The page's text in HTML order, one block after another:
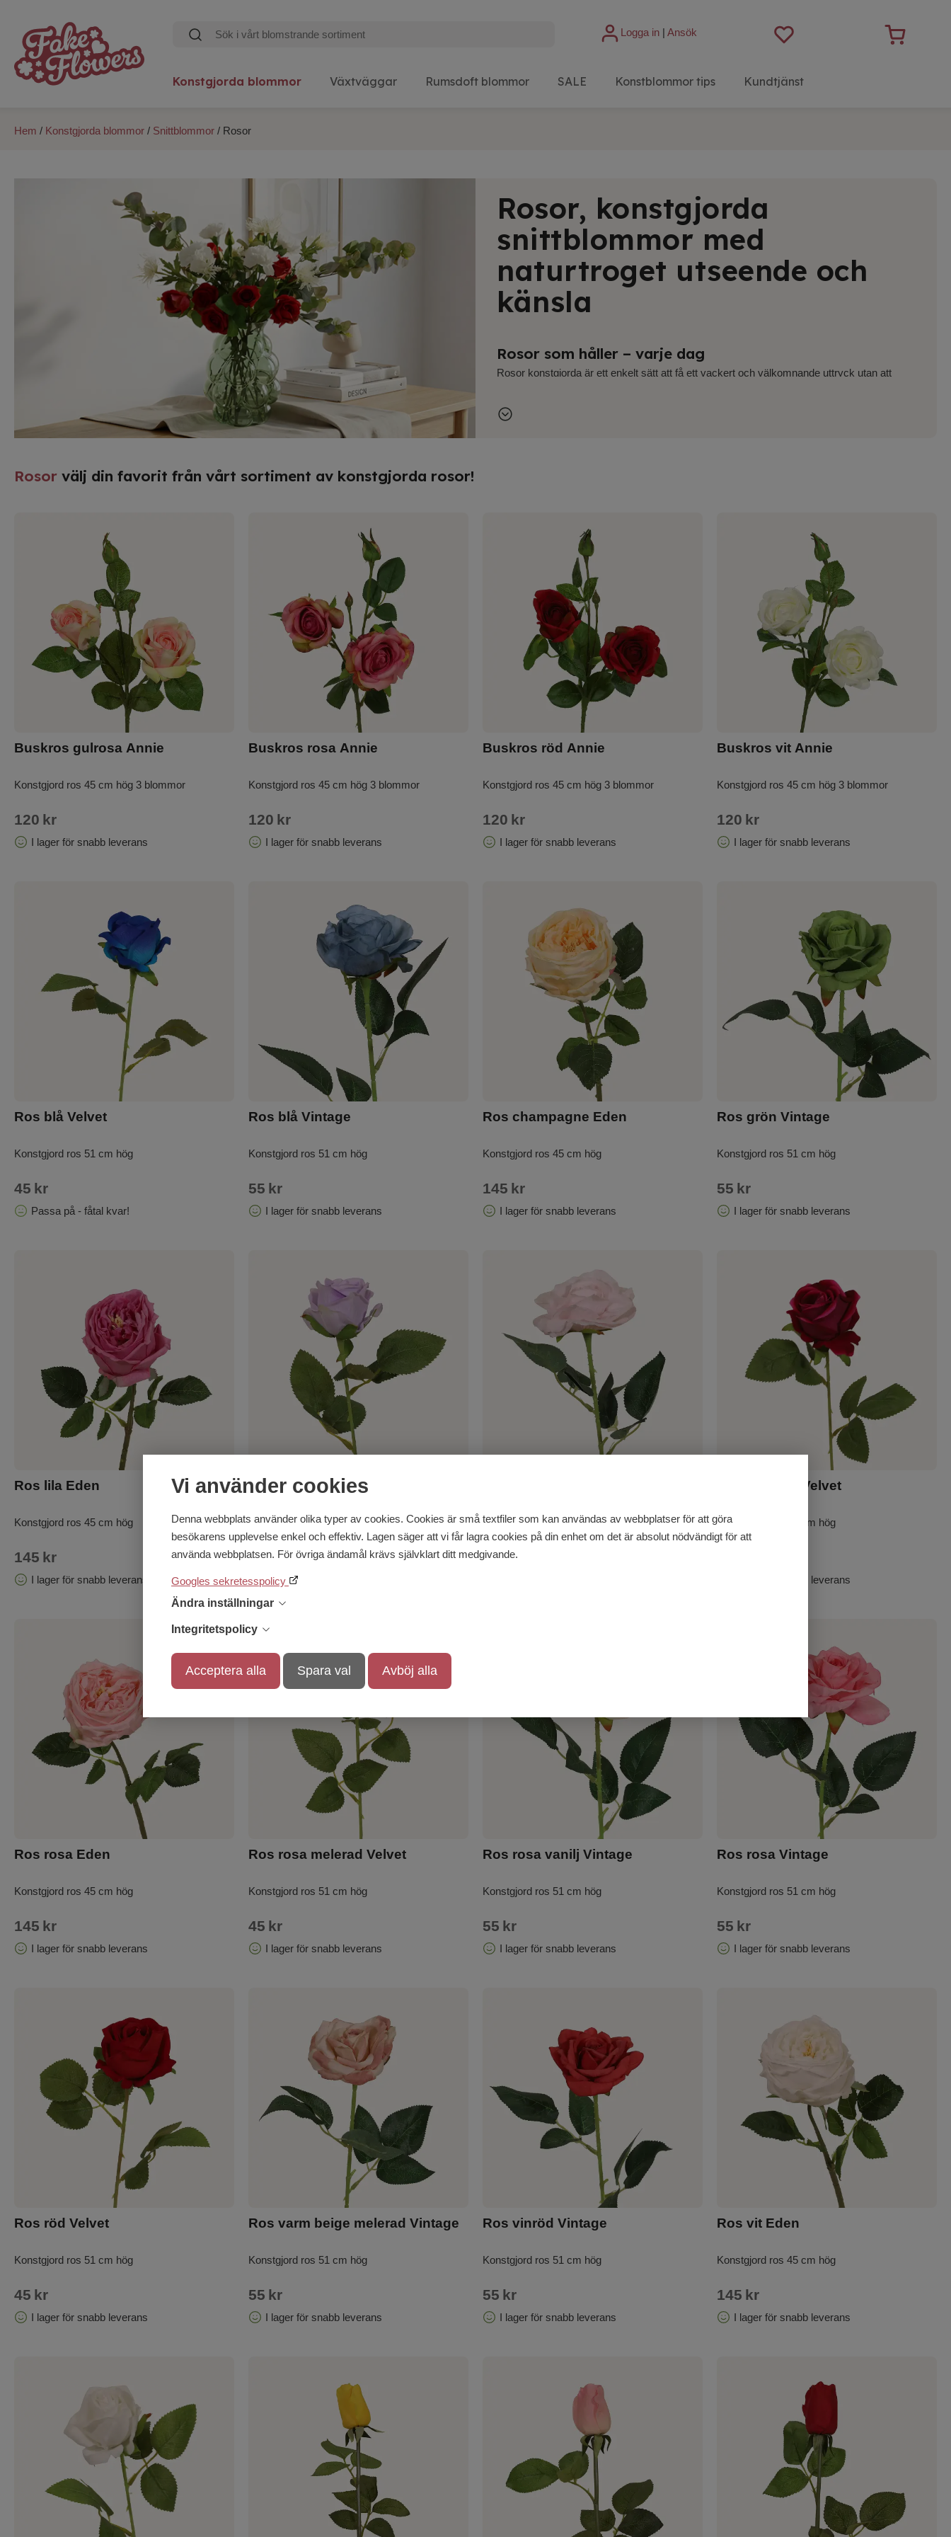
Vi använder cookies
Denna webbplats använder olika typer av cookies. Cookies är små textfiler som kan användas av webbplatser för att göra
besökarens upplevelse enkel och effektiv. Lagen säger att vi får lagra cookies på din enhet om det är absolut nödvändigt för att
använda webbplatsen. För övriga ändamål krävs självklart ditt medgivande.
Googles sekretesspolicy
Ändra inställningar
Integritetspolicy
Acceptera alla Spara val Avböj alla
Logga in |Ansök
Konstgjorda blommor Växtväggar Rumsdoft blommor SALE Konstblommor tips Kundtjänst
Hem / Konstgjorda blommor / Snittblommor / Rosor
Rosor, konstgjorda
snittblommor med
naturtroget utseende och
känsla
Rosor som håller – varje dag
Rosor konstgjorda är ett enkelt sätt att få ett vackert och välkomnande uttryck utan att
både färg, form och känsla. De passar lika bra i hemmet som i kontor, butiker och offentliga
minimalt underhåll och behåller sitt uttryck över tid.
För alla miljöer och stilar
Oavsett om du söker enstaka rosor till en vas, en bukett som står redo eller en lösning för
större ytor hittar du konstgjorda rosor som passar din stil. Med lager i Sverige kan vi
erbjuda snabb leverans och en smidig köpupplevelse. Här väljer du rosor konstgjorda som
är enkla att placera, lätta att kombinera och skapade för att hålla länge.
Rosor välj din favorit från vårt sortiment av konstgjorda rosor!
Buskros gulrosa Annie
Konstgjord ros 45 cm hög 3 blommor
120 kr
I lager för snabb leverans
Buskros rosa Annie
Konstgjord ros 45 cm hög 3 blommor
120 kr
I lager för snabb leverans
Buskros röd Annie
Konstgjord ros 45 cm hög 3 blommor
120 kr
I lager för snabb leverans
Buskros vit Annie
Konstgjord ros 45 cm hög 3 blommor
120 kr
I lager för snabb leverans
Ros blå Velvet
Konstgjord ros 51 cm hög
45 kr
Passa på - fåtal kvar!
Ros blå Vintage
Konstgjord ros 51 cm hög
55 kr
I lager för snabb leverans
Ros champagne Eden
Konstgjord ros 45 cm hög
145 kr
I lager för snabb leverans
Ros grön Vintage
Konstgjord ros 51 cm hög
55 kr
I lager för snabb leverans
Ros lila Eden
Konstgjord ros 45 cm hög
145 kr
I lager för snabb leverans
Ros ljuslila Velvet
Konstgjord ros 51 cm hög
45kr
I lager för snabb leverans
Konstgjord ros 51 cm hög
55kr
Ros mörklila Velvet
Konstgjord ros 51 cm hög
I lager för snabb leverans
Ros rosa Eden
Konstgjord ros 45 cm hög
145 kr
I lager för snabb leverans
Ros rosa melerad Velvet
Konstgjord ros 51 cm hög
45 kr
I lager för snabb leverans
Ros rosa vanilj Vintage
Konstgjord ros 51 cm hög
55 kr
I lager för snabb leverans
Ros rosa Vintage
Konstgjord ros 51 cm hög
55 kr
I lager för snabb leverans
Ros röd Velvet
Konstgjord ros 51 cm hög
45 kr
I lager för snabb leverans
Ros varm beige melerad Vintage
Konstgjord ros 51 cm hög
55 kr
I lager för snabb leverans
Ros vinröd Vintage
Konstgjord ros 51 cm hög
55 kr
I lager för snabb leverans
Ros vit Eden
Konstgjord ros 45 cm hög
145 kr
I lager för snabb leverans